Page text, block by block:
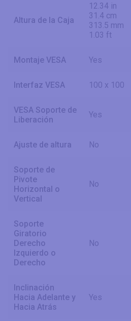
Altura de la Caja
12.34 in
31.4 cm
313.5 mm
1.03 ft
Montaje VESA Yes
Interfaz VESA 100 x 100
VESA Soporte de
Liberación
Yes
Ajuste de altura No
Soporte de
Pivote
Horizontal o
Vertical
No
Soporte
Giratorio
Derecho
Izquierdo o
Derecho
No
Inclinación
Hacia Adelante y
Hacia Atrás
Yes